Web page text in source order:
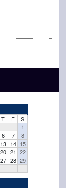
T F
S
1
6 7
8
13 14 15
20 21
22
27 28 29